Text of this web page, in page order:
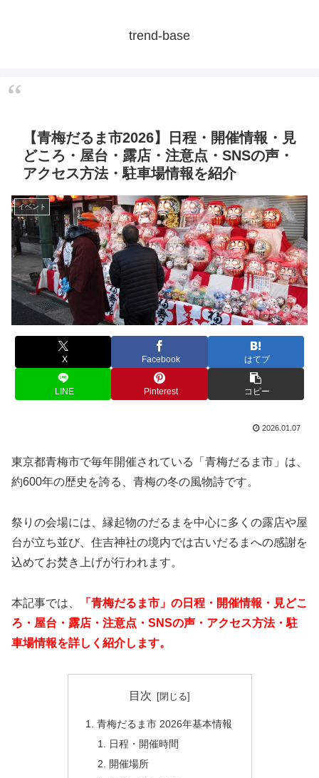
trend-base
【青梅だるま市2026】日程・開催情報・見
どころ・屋台・露店・注意点・SNSの声・
アクセス方法・駐車場情報を紹介
イベント
X Facebook はてブ
LINE Pinterest コピー
2026.01.07
東京都青梅市で毎年開催されている「青梅だるま市」は、
約600年の歴史を誇る、青梅の冬の風物詩です。
祭りの会場には、縁起物のだるまを中心に多くの露店や屋
台が立ち並び、住吉神社の境内では古いだるまへの感謝を
込めてお焚き上げが行われます。
本記事では、
「青梅だるま市」の日程・開催情報・見どこ
ろ・屋台・露店・注意点・SNSの声・アクセス方法・駐
車場情報を詳しく紹介します。
目次
青梅だるま市 2026年基本情報
日程・開催時間
開催場所